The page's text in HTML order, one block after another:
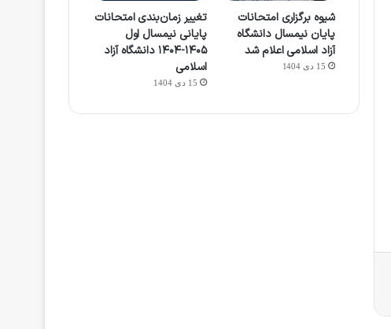
شیوه برگزاری امتحانات
پایان نیمسال دانشگاه
آزاد اسلامی اعلام شد
15 دی 1404
تغییر زمان‌بندی امتحانات
پایانی نیمسال اول
۱۴۰۵-۱۴۰۴ دانشگاه آزاد
اسلامی
15 دی 1404